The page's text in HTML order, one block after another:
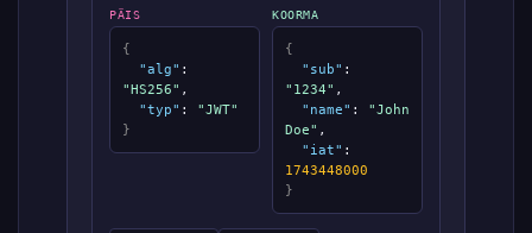
PÄIS
{
"alg" :
"HS256" ,
"typ" : "JWT"
}
KOORMA
{
"sub" :
"1234" ,
"name" : "John
Doe" ,
"iat" :
1743448000
}